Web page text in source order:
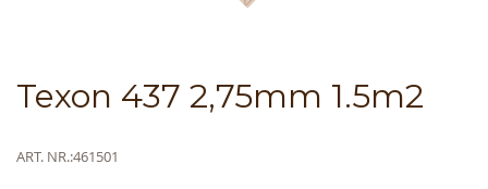
Texon 437 2,75mm 1.5m2
Meer
ART. NR.461501
Skip
to